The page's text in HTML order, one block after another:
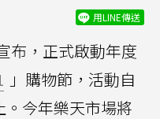
用LINE傳送
布，正式啟動年度
」購物節，活動自
今年樂天市場將